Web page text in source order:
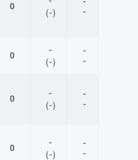
0
(-)
-
0
-
(-)
-
-
0
-
(-)
-
-
0
-
(-)
-
-